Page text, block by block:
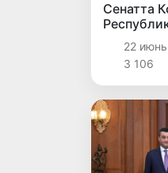
Сенатта
өтті22
3 106